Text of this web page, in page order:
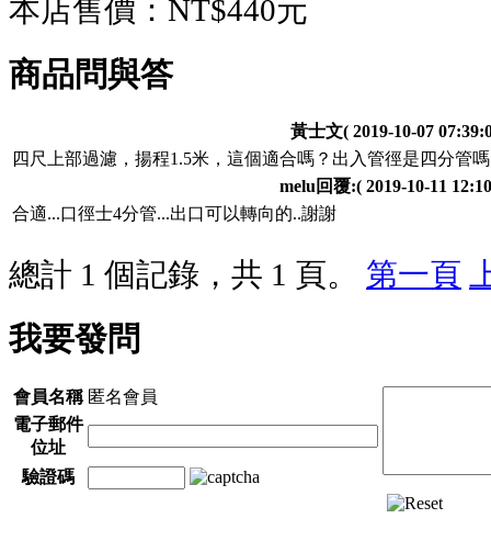
本店售價： NT$440元
商品問與答
黃士文( 2019-10-07
四尺上部過濾，揚程1.5米，這個適合嗎？出入管徑是四分管
melu回覆:( 2019-10-11
合適...口徑士4分管...出口可以轉向的..謝謝
總計 1 個記錄，共 1 頁。 第一頁
我要發問
會員名稱 匿名會員
電子郵件
位址
驗證碼